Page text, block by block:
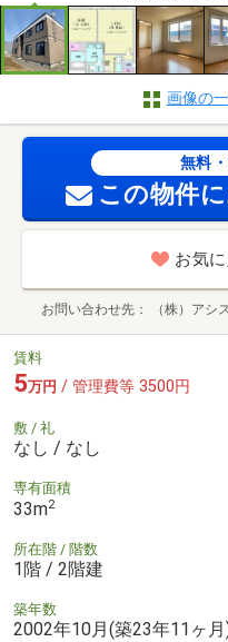
画像の
無料
この物件
お気
お問い合わせ先 （株）ア
賃料
5万円 / 管理費等 3500円
敷 / 礼
なし / なし
専有面積
33m2
所在階 / 階数
1階 / 2階建
築年数
2002年10月(築23年11ヶ